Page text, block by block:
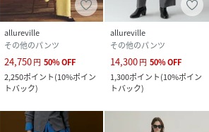
allureville
その他のパンツ
24,750円 50%OFF
2,250ポイント(10%ポイン
トバック)
allureville
その他のパンツ
14,300円 50%OFF
1,300ポイント(10%ポイン
トバック)